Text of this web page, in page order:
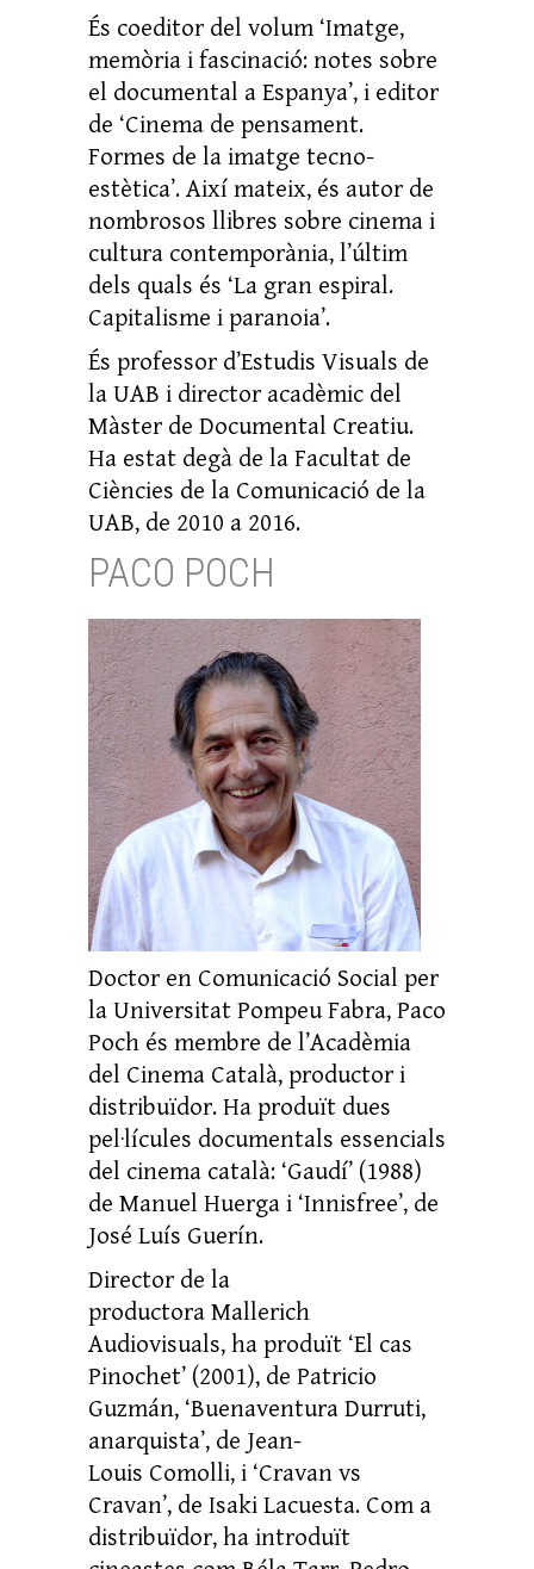
És coeditor del volum ‘Imatge,
memòria i fascinació: notes sobre
el documental a Espanya’, i editor
de ‘Cinema de pensament.
Formes de la imatge tecno-
estètica’. Així mateix, és autor de
nombrosos llibres sobre cinema i
cultura contemporània, l’últim
dels quals és ‘La gran espiral.
Capitalisme i paranoia’.
És professor d’Estudis Visuals de
la UAB i director acadèmic del
Màster de Documental Creatiu.
Ha estat degà de la Facultat de
Ciències de la Comunicació de la
UAB, de 2010 a 2016.
PACO POCH
Doctor en Comunicació Social per
la Universitat Pompeu Fabra, Paco
Poch és membre de l’Acadèmia
del Cinema Català, productor i
distribuïdor. Ha produït dues
pel·lícules documentals essencials
del cinema català: ‘Gaudí’ (1988)
de Manuel Huerga i ‘Innisfree’, de
José Luís Guerín.
Director de la
productora Mallerich
Audiovisuals, ha produït ‘El cas
Pinochet’ (2001), de Patricio
Guzmán, ‘Buenaventura Durruti,
anarquista’, de Jean-
Louis Comolli, i ‘Cravan vs
Cravan’, de Isaki Lacuesta. Com a
distribuïdor, ha introduït